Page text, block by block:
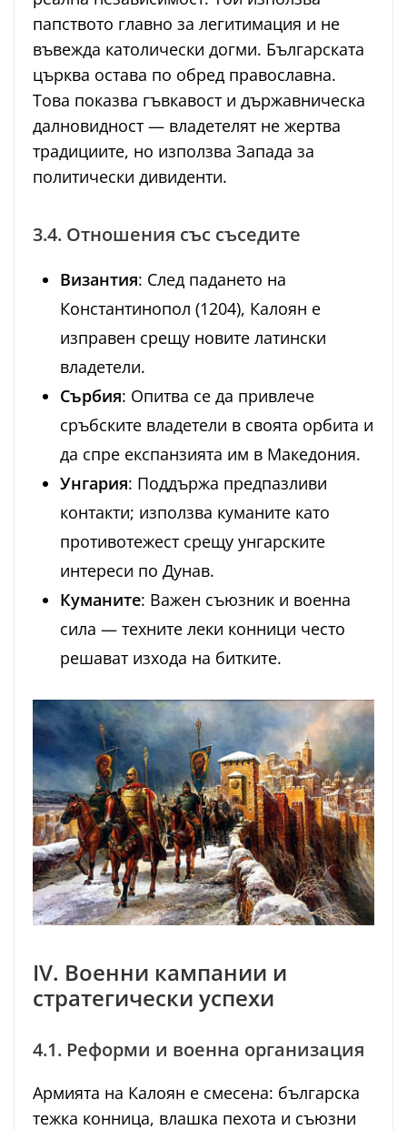
папството главно за легитимация и не
въвежда католически догми. Българската
църква остава по обред православна.
Това показва гъвкавост и държавническа
далновидност — владетелят не жертва
традициите, но използва Запада за
политически дивиденти.
3.4. Отношения със съседите
Византия: След падането на
Константинопол (1204), Калоян е
изправен срещу новите латински
владетели.
Сърбия: Опитва се да привлече
сръбските владетели в своята орбита и
да спре експанзията им в Македония.
Унгария: Поддържа предпазливи
контакти; използва куманите като
противотежест срещу унгарските
интереси по Дунав.
Куманите: Важен съюзник и военна
сила — техните леки конници често
решават изхода на битките.
IV. Военни кампании и
стратегически успехи
4.1. Реформи и военна организация
Армията на Калоян е смесена: българска
тежка конница, влашка пехота и съюзни